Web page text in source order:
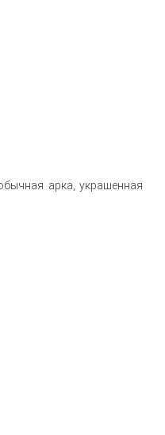
арка, украшенная